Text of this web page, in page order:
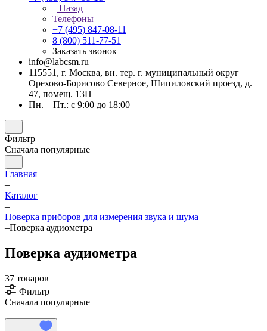
Назад
Телефоны
+7 (495) 847-08-11
8 (800) 511-77-51
Заказать звонок
info@labcsm.ru
115551, г. Москва, вн. тер. г. муниципальный округ
Орехово-Борисово Северное, Шипиловский проезд, д.
47, помещ. 13Н
Пн. – Пт.: с 9:00 до 18:00
Фильтр
Сначала популярные
Главная
–
Каталог
–
Поверка приборов для измерения звука и шума
–Поверка аудиометра
Поверка аудиометра
37 товаров
Фильтр
Сначала популярные